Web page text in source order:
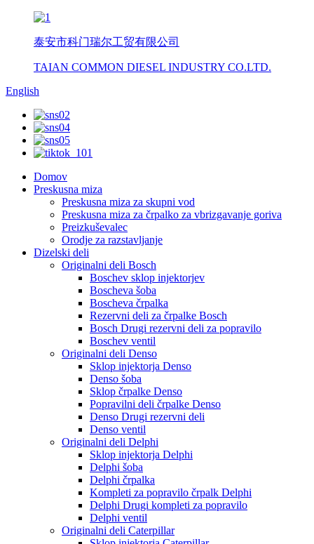
泰安市科门瑞尔工贸有限公司
TAIAN COMMON DIESEL INDUSTRY CO.LTD.
English
Domov
Preskusna miza
Preskusna miza za skupni vod
Preskusna miza za črpalko za vbrizgavanje goriva
Preizkuševalec
Orodje za razstavljanje
Dizelski deli
Originalni deli Bosch
Boschev sklop injektorjev
Boscheva šoba
Boscheva črpalka
Rezervni deli za črpalke Bosch
Bosch Drugi rezervni deli za popravilo
Boschev ventil
Originalni deli Denso
Sklop injektorja Denso
Denso šoba
Sklop črpalke Denso
Popravilni deli črpalke Denso
Denso Drugi rezervni deli
Denso ventil
Originalni deli Delphi
Sklop injektorja Delphi
Delphi šoba
Delphi črpalka
Kompleti za popravilo črpalk Delphi
Delphi Drugi kompleti za popravilo
Delphi ventil
Originalni deli Caterpillar